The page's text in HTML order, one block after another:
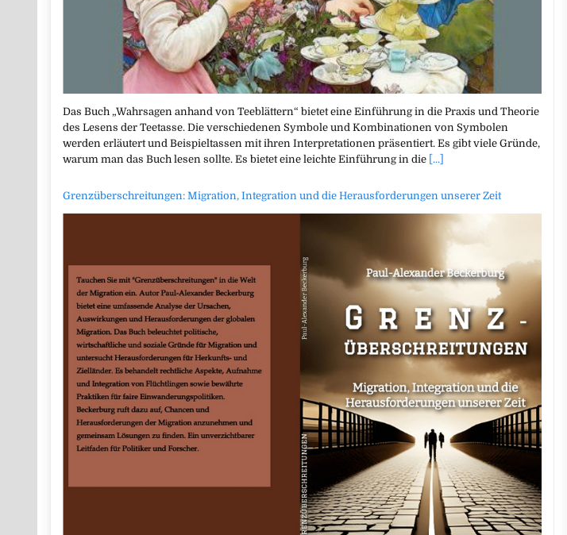
Das Buch „Wahrsagen anhand von Teeblättern“ bietet eine Einführung in die Praxis und Theorie
des Lesens der Teetasse. Die verschiedenen Symbole und Kombinationen von Symbolen
werden erläutert und Beispieltassen mit ihren Interpretationen präsentiert. Es gibt viele Gründe,
warum man das Buch lesen sollte. Es bietet eine leichte Einführung in die [...]
Grenzüberschreitungen: Migration, Integration und die Herausforderungen unserer Zeit